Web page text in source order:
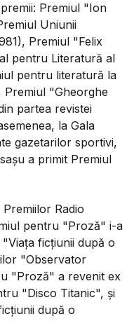
Premiul "Ion
Uniunii
Premiul "Felix
pentru Literatură al
pentru literatură la
Premiul "Gheorghe
partea revistei
la Gala
gazetarilor sportivi,
a primit Premiul
Radio
pentru "Proză" i-a
ficţiunii după o
"Observator
"Proză" a revenit ex
"Disco Titanic", şi
după o